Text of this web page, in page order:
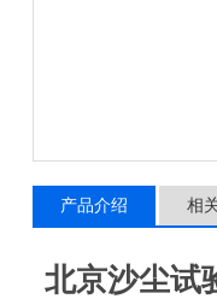
产品介绍 相
北京沙尘试